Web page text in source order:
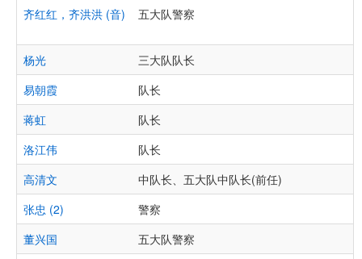
齐红红，齐洪洪 (音)
五大队警察
杨光
三大队队长
易朝霞
队长
蒋虹
队长
洛江伟
队长
高清文
中队长、五大队中队长(前任)
张忠 (2)
警察
董兴国
五大队警察